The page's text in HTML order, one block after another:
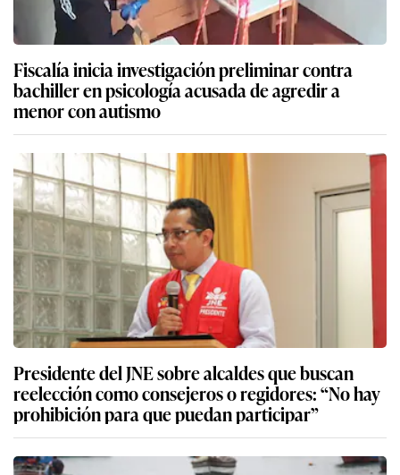
Fiscalía inicia investigación preliminar contra
bachiller en psicología acusada de agredir a
menor con autismo
Presidente del JNE sobre alcaldes que buscan
reelección como consejeros o regidores: “No hay
prohibición para que puedan participar”